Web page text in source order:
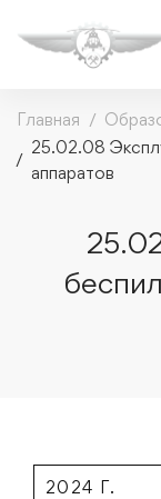
Главная
25.02.08
аппаратов
2024 Г.